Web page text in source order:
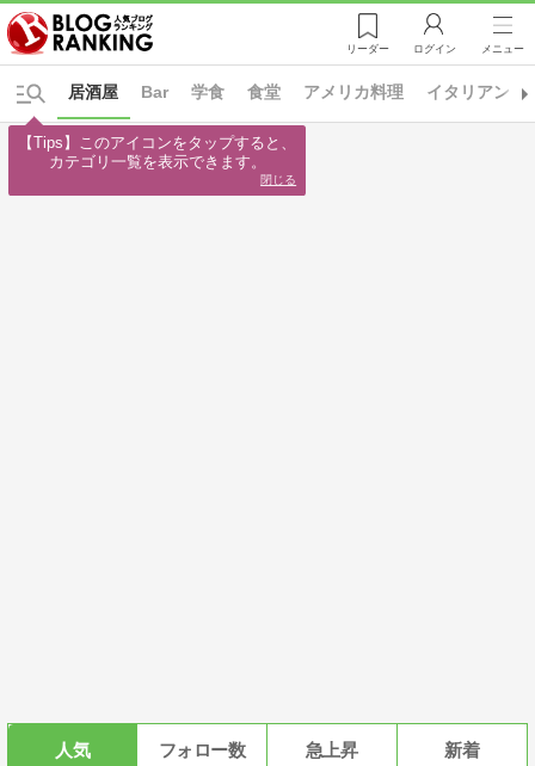
リーダー ログイン メニュー
Bar 学食
居酒屋 食堂 アメリカ料理 イタリアン
人気 フォロー数 急上昇 新着
【Tips】このアイコンをタップすると、
カテゴリ一覧を表示できます。
閉じる